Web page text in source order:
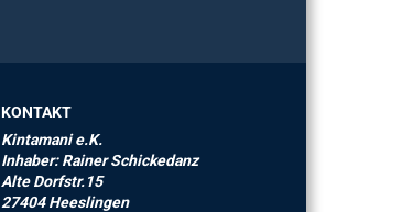
KONTAKT
Kintamani e.K.
Inhaber: Rainer Schickedanz
Alte Dorfstr.15
27404 Heeslingen